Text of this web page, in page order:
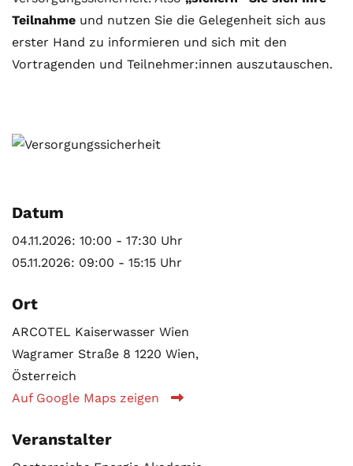
Teilnahme und nutzen Sie die Gelegenheit sich aus
erster Hand zu informieren und sich mit den
Vortragenden und Teilnehmer:innen auszutauschen.
Datum
04.11.2026: 10:00 - 17:30 Uhr
05.11.2026: 09:00 - 15:15 Uhr
Ort
ARCOTEL Kaiserwasser Wien
Wagramer Straße 8 1220 Wien,
Österreich
Auf Google Maps zeigen
Veranstalter